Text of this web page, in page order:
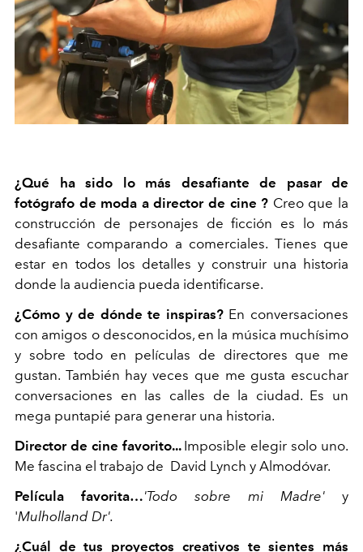
¿Qué ha sido lo más desafiante de pasar de
fotógrafo de moda a director de cine ? Creo que la
construcción de personajes de ficción es lo más
desafiante comparando a comerciales. Tienes que
estar en todos los detalles y construir una historia
donde la audiencia pueda identificarse.
¿Cómo y de dónde te inspiras? En conversaciones
con amigos o desconocidos, en la música muchísimo
y sobre todo en películas de directores que me
gustan. También hay veces que me gusta escuchar
conversaciones en las calles de la ciudad. Es un
mega puntapié para generar una historia.
Director de cine favorito... Imposible elegir solo uno.
Me fascina el trabajo de David Lynch y Almodóvar.
Película favorita…'Todo sobre mi Madre' y
'Mulholland Dr'.
¿Cuál de tus proyectos creativos te sientes más